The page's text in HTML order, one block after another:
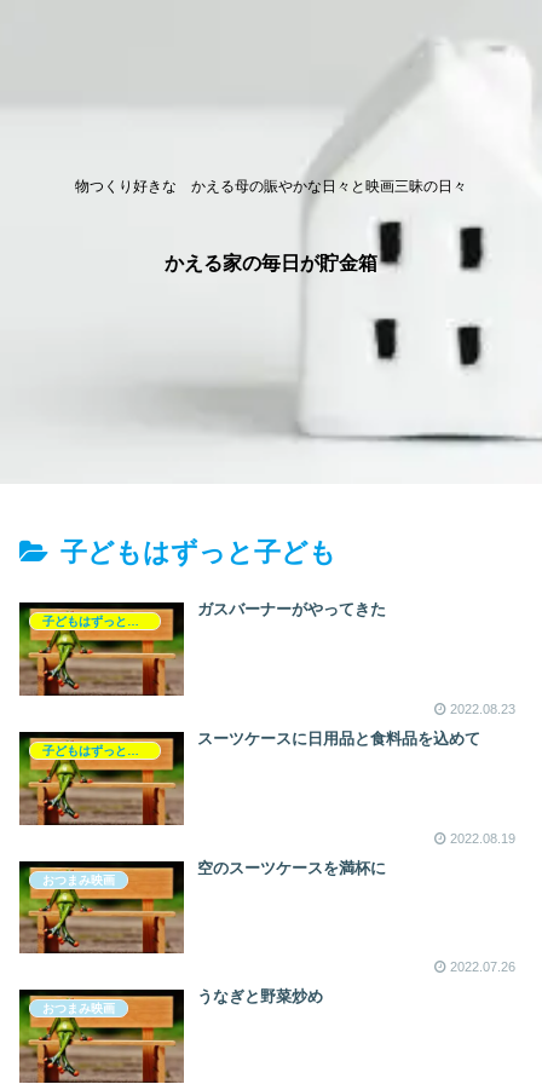
物つくり好きな かえる母の賑やかな日々と映画三昧の日々
かえる家の毎日が貯金箱
子どもはずっと子ども
ガスバーナーがやってきた
2022.08.23
スーツケースに日用品と食料品を込めて
2022.08.19
おつまみ映画
空のスーツケースを満杯に
2022.07.26
おつまみ映画
うなぎと野菜炒め